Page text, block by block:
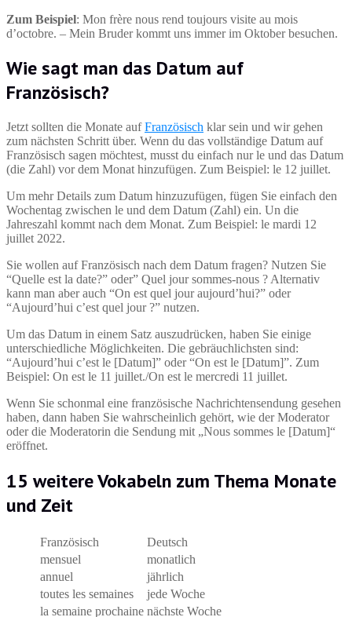
Zum Beispiel: Mon frère nous rend toujours visite au mois
d’octobre. – Mein Bruder kommt uns immer im Oktober besuchen.
Wie sagt man das Datum auf
Französisch?
Jetzt sollten die Monate aufFranzösisch klar sein und wir gehen
zum nächsten Schritt über. Wenn du das vollständige Datum auf
Französisch sagen möchtest, musst du einfach nur le und das Datum
(die Zahl) vor dem Monat hinzufügen. Zum Beispiel: le 12 juillet.
Um mehr Details zum Datum hinzuzufügen, fügen Sie einfach den
Wochentag zwischen le und dem Datum (Zahl) ein. Un die
Jahreszahl kommt nach dem Monat. Zum Beispiel: le mardi 12
juillet 2022.
Sie wollen auf Französisch nach dem Datum fragen? Nutzen Sie
“Quelle est la date?” oder” Quel jour sommes-nous ? Alternativ
kann man aber auch “On est quel jour aujourd’hui?” oder
“Aujourd’hui c’est quel jour ?” nutzen.
Um das Datum in einem Satz auszudrücken, haben Sie einige
unterschiedliche Möglichkeiten. Die gebräuchlichsten sind:
“Aujourd’hui c’est le [Datum]” oder “On est le [Datum]”. Zum
Beispiel: On est le 11 juillet./On est le mercredi 11 juillet.
Wenn Sie schonmal eine französische Nachrichtensendung gesehen
haben, dann haben Sie wahrscheinlich gehört, wie der Moderator
oder die Moderatorin die Sendung mit „Nous sommes le [Datum]“
eröffnet.
15 weitere Vokabeln zum Thema Monate
und Zeit
Französisch
Deutsch
mensuel
monatlich
annuel
jährlich
toutes les semaines
jede Woche
la semaine prochaine nächste Woche